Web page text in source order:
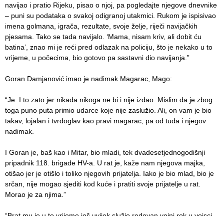
navijao i pratio Rijeku, pisao o njoj, pa pogledajte njegove dnevnike
– puni su podataka o svakoj odigranoj utakmici. Rukom je ispisivao
imena golmana, igrača, rezultate, svoje želje, riječi navijačkih
pjesama. Tako se tada navijalo. ‘Mama, nisam kriv, ali dobit ću
batina’, znao mi je reći pred odlazak na policiju, što je nekako u to
vrijeme, u počecima, bio gotovo pa sastavni dio navijanja.”
Goran Damjanović imao je nadimak Magarac, Mago:
“Je. I to zato jer nikada nikoga ne bi i nije izdao. Mislim da je zbog
toga puno puta primio udarce koje nije zaslužio. Ali, on vam je bio
takav, lojalan i tvrdoglav kao pravi magarac, pa od tuda i njegov
nadimak.
I Goran je, baš kao i Mitar, bio mladi, tek dvadesetjednogodišnji
pripadnik 118. brigade HV-a. U rat je, kaže nam njegova majka,
otišao jer je otišlo i toliko njegovih prijatelja. Iako je bio mlad, bio je
srčan, nije mogao sjediti kod kuće i pratiti svoje prijatelje u rat.
Morao je za njima.”